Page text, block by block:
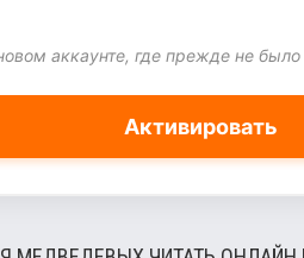
аккаунте, где прежде не было
Активировать